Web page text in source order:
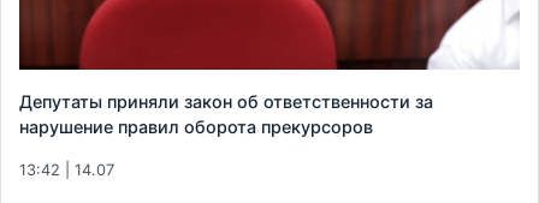
Депутаты приняли закон об ответственности за
нарушение правил оборота прекурсоров
13:42 | 14.07